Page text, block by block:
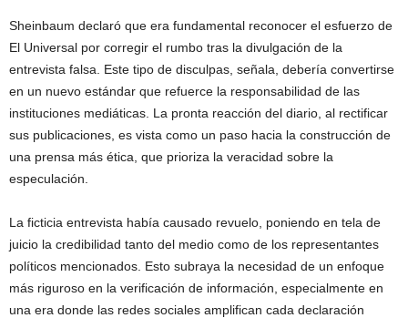
Sheinbaum declaró que era fundamental reconocer el esfuerzo de
El Universal por corregir el rumbo tras la divulgación de la
entrevista falsa. Este tipo de disculpas, señala, debería convertirse
en un nuevo estándar que refuerce la responsabilidad de las
instituciones mediáticas. La pronta reacción del diario, al rectificar
sus publicaciones, es vista como un paso hacia la construcción de
una prensa más ética, que prioriza la veracidad sobre la
especulación.
La ficticia entrevista había causado revuelo, poniendo en tela de
juicio la credibilidad tanto del medio como de los representantes
políticos mencionados. Esto subraya la necesidad de un enfoque
más riguroso en la verificación de información, especialmente en
una era donde las redes sociales amplifican cada declaración